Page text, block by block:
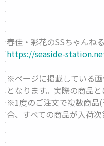
春佳・彩花のSSちゃんねる
https://seaside-
※ページに掲載している
となります。実際の商品
※1度のご注文で複数商品
合、すべての商品が入荷次